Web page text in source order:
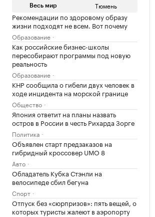
Весь мир Тюмень
Рекомендации по здоровому образу
жизни подходят не всем. Вот почему
Образование
Как российские бизнес-школы
пересобирают программы под новую
реальность
Образование
КНР сообщила о гибели двух человек в
ходе инцидента на морской границе
Общество
Япония ответит на планы назвать
остров в России в честь Рихарда Зорге
Политика
Объявлен старт предзаказов на
гибридный кроссовер UMO 8
Авто
Обладатель Кубка Стэнли на
велосипеде сбил бегуна
Спорт
Отпуск без «сюрпризов»: пять вещей, о
которых туристы жалеют в аэропорту